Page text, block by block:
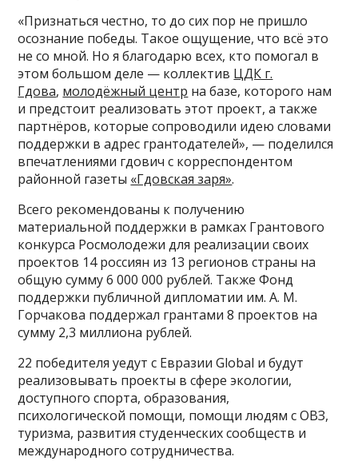
«Признаться честно, то до сих пор не пришло
осознание победы. Такое ощущение, что всё это
не со мной. Но я благодарю всех, кто помогал в
этом большом деле — коллектив ЦДК г.
Гдова, молодёжный центр на базе, которого нам
и предстоит реализовать этот проект, а также
партнёров, которые сопроводили идею словами
поддержки в адрес грантодателей», — поделился
впечатлениями гдович с корреспондентом
районной газеты «Гдовская заря».
Всего рекомендованы к получению
материальной поддержки в рамках Грантового
конкурса Росмолодежи для реализации своих
проектов 14 россиян из 13 регионов страны на
общую сумму 6 000 000 рублей. Также Фонд
поддержки публичной дипломатии им. А. М.
Горчакова поддержал грантами 8 проектов на
сумму 2,3 миллиона рублей.
22 победителя уедут с Евразии Global и будут
реализовывать проекты в сфере экологии,
доступного спорта, образования,
психологической помощи, помощи людям с ОВЗ,
туризма, развития студенческих сообществ и
международного сотрудничества.